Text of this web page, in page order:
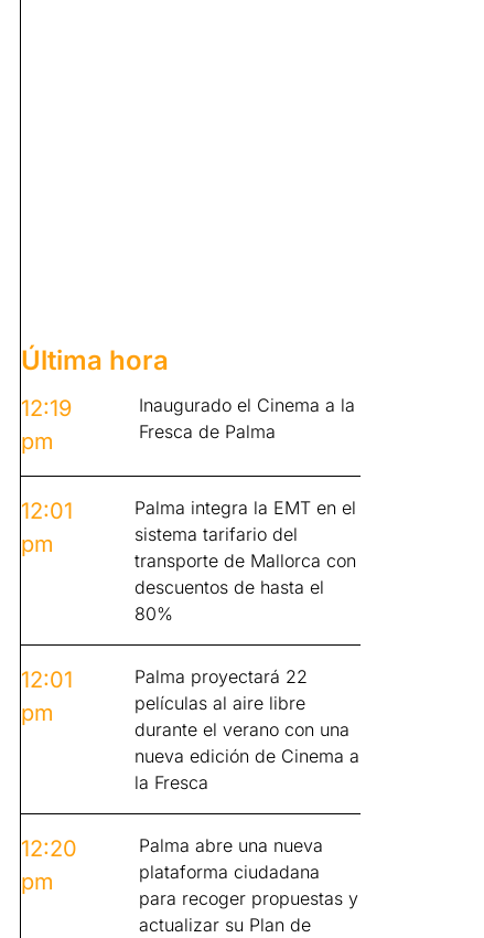
Última hora
12:19
pm
Inaugurado el Cinema a la
Fresca de Palma
12:01
pm
Palma integra la EMT en el
sistema tarifario del
transporte de Mallorca con
descuentos de hasta el
80%
12:01
pm
Palma proyectará 22
películas al aire libre
durante el verano con una
nueva edición de Cinema a
la Fresca
12:20
pm
Palma abre una nueva
plataforma ciudadana
para recoger propuestas y
actualizar su Plan de